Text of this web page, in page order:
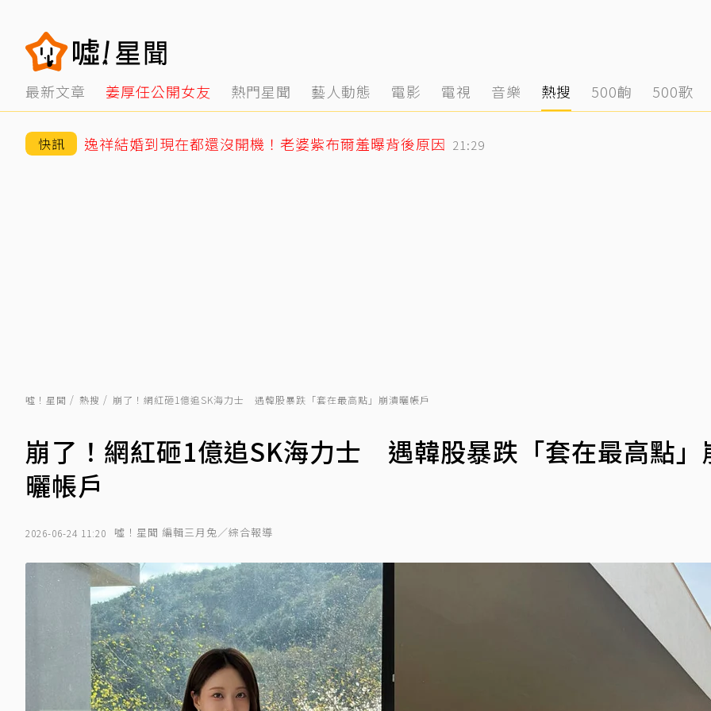
最新文章 姜厚任公開女友 熱門星聞 藝人動態 電影 電視 音樂 熱搜 500齣 500歌
快訊 逸祥結婚到現在都還沒開機！老婆紫布爾羞曝背後原因 21:29
噓！星聞 熱搜 崩了！網紅砸1億追SK海力士 遇韓股暴跌「套在最高點」崩潰曬帳戶
崩了！網紅砸1億追SK海力士 遇韓股暴跌「套在最高點」
曬帳戶
2026-06-24 11:20 噓！星聞 編輯三月兔／綜合報導